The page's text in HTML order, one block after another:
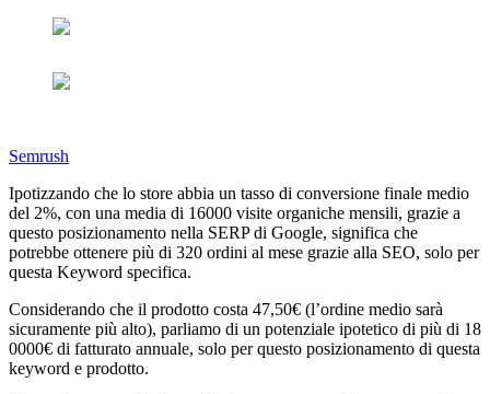
Semrush
Ipotizzando che lo store abbia un tasso di conversione finale medio
del 2%, con una media di 16000 visite organiche mensili, grazie a
questo posizionamento nella SERP di Google, significa che
potrebbe ottenere più di 320 ordini al mese grazie alla SEO, solo per
questa Keyword specifica.
Considerando che il prodotto costa 47,50€ (l’ordine medio sarà
sicuramente più alto), parliamo di un potenziale ipotetico di più di 18
0000€ di fatturato annuale, solo per questo posizionamento di questa
keyword e prodotto.